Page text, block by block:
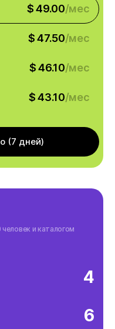
$ 49.00/мес
$ 47.50/мес
$ 46.10/мес
$ 43.10/мес
(7 дней)
и каталогом
4
6